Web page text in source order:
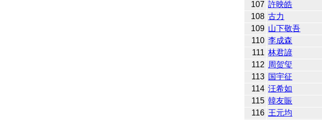
107 許映皓
108 古力
109 山下敬吾
110 李成森
111 林君諺
112 周贺玺
113 国宇征
114 汪希如
115 韓友賑
116 王元均